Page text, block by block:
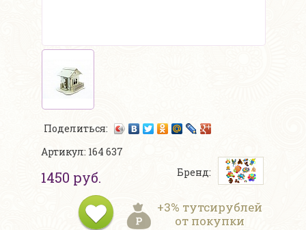
Поделиться:
Артикул: 164 637
1450 руб. Бренд:
+3% тутсирублей
от покупки